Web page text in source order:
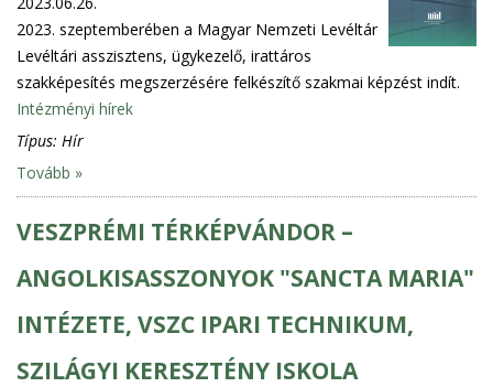
2023. szeptemberében a Magyar Nemzeti Levéltár
Levéltári asszisztens, ügykezelő, irattáros
szakképesítés megszerzésére felkészítő szakmai képzést indít.
Intézményi hírek
Típus: Hír
Tovább »
VESZPRÉMI TÉRKÉPVÁNDOR –
ANGOLKISASSZONYOK "SANCTA MARIA"
INTÉZETE, VSZC IPARI TECHNIKUM,
SZILÁGYI KERESZTÉNY ISKOLA